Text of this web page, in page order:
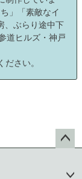
」「素敵なイ
、ぶらり途中下
道ヒルズ・神戸
ださい。